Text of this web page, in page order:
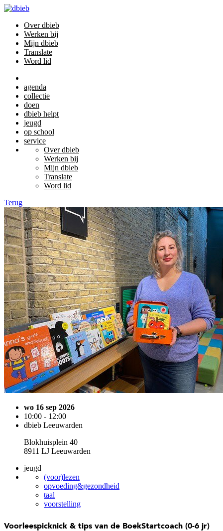
Over dbieb
Werken bij
Mijn dbieb
Translate
Word lid
agenda
collectie
doen
dbieb helpt
jeugd
op school
service
Over dbieb
Werken bij
Mijn dbieb
Translate
Word lid
Terug
wo 16 sep 2026
10:00 - 12:00
dbieb Leeuwarden
Blokhuisplein 40
8911 LJ Leeuwarden
jeugd
(voor)lezen
opvoeding&gezondheid
taal
voorstelling
Voorleespicknick & tips van de BoekStartcoach (0-6 jr)